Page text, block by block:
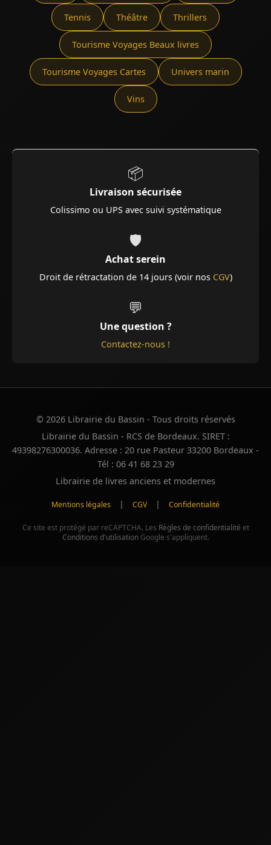
Tennis Théâtre Thrillers
Tourisme Voyages Beaux livres
Tourisme Voyages Cartes Univers marin
Vins
📦
Livraison sécurisée
Colissimo ou UPS avec suivi systématique
🛡️
Achat serein
Droit de rétractation de 14 jours (voir nos CGV)
💬
Une question ?
Contactez-nous !
© 2026 Librairie du Bassin - Tous droits réservés
Librairie du Bassin - RCS de Bordeaux. SIRET :
49398276300036. Adresse : 20 rue Pasteur 33200 Bordeaux -
Tél : 06 41 68 23 29
Librairie de livres anciens et modernes
Mentions légales | CGV | Confidentialité
Ce site est protégé par reCAPTCHA. Les Règles de confidentialité et
Conditions d'utilisationGoogle s'appliquent.